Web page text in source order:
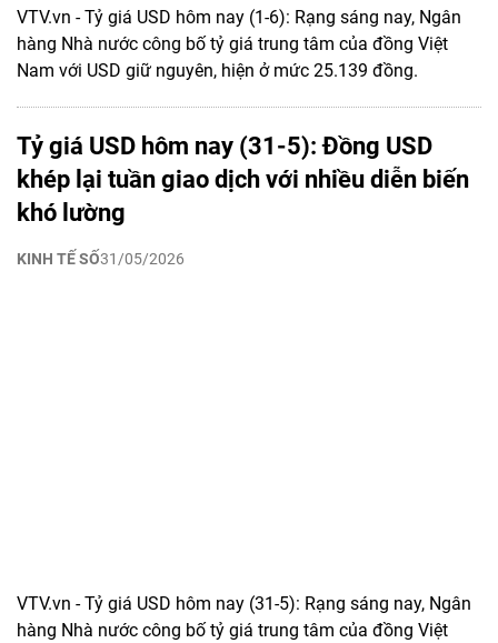
VTV.vn - Tỷ giá USD hôm nay (1-6): Rạng sáng nay, Ngân
hàng Nhà nước công bố tỷ giá trung tâm của đồng Việt
Nam với USD giữ nguyên, hiện ở mức 25.139 đồng.
Tỷ giá USD hôm nay (31-5): Đồng USD
khép lại tuần giao dịch với nhiều diễn biến
khó lường
KINH TẾ SỐ31/05/2026
VTV.vn - Tỷ giá USD hôm nay (31-5): Rạng sáng nay, Ngân
hàng Nhà nước công bố tỷ giá trung tâm của đồng Việt